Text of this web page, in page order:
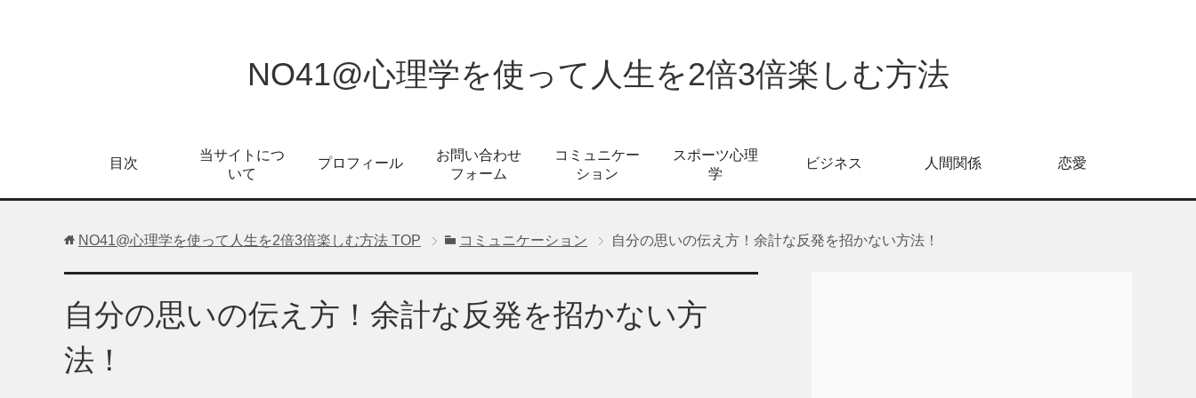
NO41@心理学を使って人生を2倍3倍楽しむ方法
目次
当サイトにつ
いて
プロフィール
お問い合わせ
フォーム
コミュニケー
ション
スポーツ心理
学
ビジネス 人間関係 恋愛
NO41@心理学を使って人生を2倍3倍楽しむ方法 TOP コミュニケーション 自分の思いの伝え方！余計な反発を招かない方法！
自分の思いの伝え方！余計な反発を招かない方
法！